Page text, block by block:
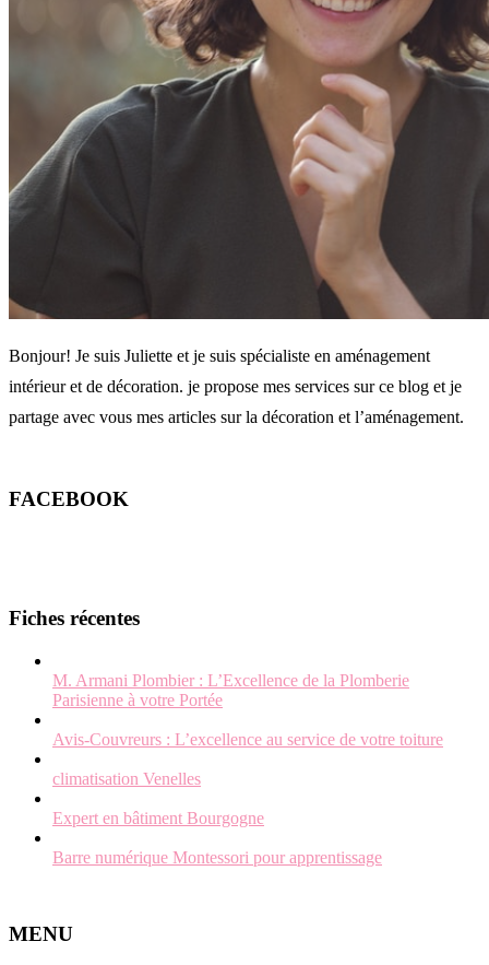
Bonjour! Je suis Juliette et je suis spécialiste en aménagement
intérieur et de décoration. je propose mes services sur ce blog et je
partage avec vous mes articles sur la décoration et l’aménagement.
FACEBOOK
Fiches récentes
M. Armani Plombier : L’Excellence de la Plomberie
Parisienne à votre Portée
Avis-Couvreurs : L’excellence au service de votre toiture
climatisation Venelles
Expert en bâtiment Bourgogne
Barre numérique Montessori pour apprentissage
MENU